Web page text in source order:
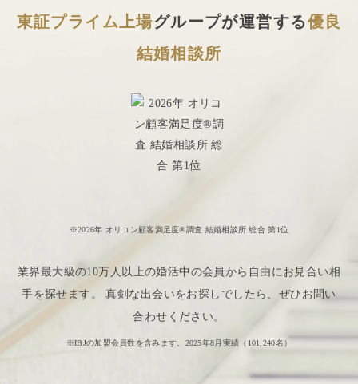
東証プライム上場グループが運営する優良
結婚相談所
※2026年 オリコン顧客満足度®調査 結婚相談所 総合 第1位
業界最大級の10万人以上の婚活中の会員から自由にお見合い相
手を探せます。 真剣な出会いをお探しでしたら、ぜひお問い
合わせください。
※IBJの加盟会員数を含みます。2025年8月実績（ 101,240名）